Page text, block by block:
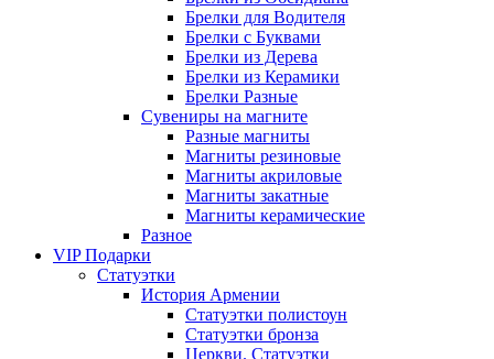
Брелки для Водителя
Брелки с Буквами
Брелки из Дерева
Брелки из Керамики
Брелки Разные
Сувениры на магните
Разные магниты
Магниты резиновые
Магниты акриловые
Магниты закатные
Магниты керамические
Разное
VIP Подарки
Статуэтки
История Армении
Статуэтки полистоун
Статуэтки бронза
Церкви. Статуэтки